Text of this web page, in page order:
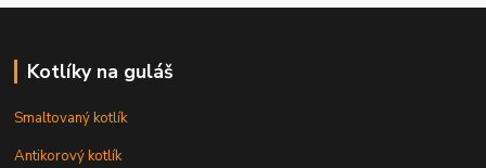
Kotlíky na guláš
Smaltovaný kotlík
Antikorový kotlík